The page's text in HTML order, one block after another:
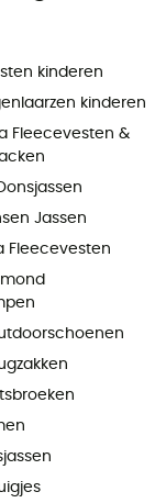
kinderen
kinderen
Fleecevesten &
Jassen
Fleecevesten